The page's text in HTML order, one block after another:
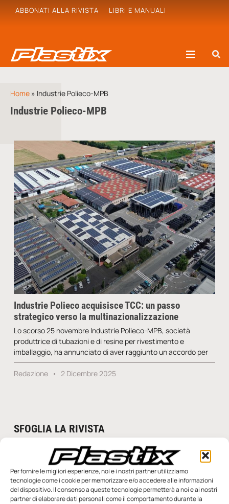
Per fornire le migliori esperienze, noi e i nostri partner utilizziamo
tecnologie come i cookie per memorizzare e/o accedere alle informazioni
del dispositivo. Il consenso a queste tecnologie permetterà a noi e ai nostri
partner di elaborare dati personali come il comportamento durante la
ABBONATI ALLA RIVISTA LIBRI E MANUALI
Home » Industrie Polieco-MPB
Industrie Polieco-MPB
Industrie Polieco acquisisce TCC: un passo
strategico verso la multinazionalizzazione
Lo scorso 25 novembre Industrie Polieco-MPB, società
produttrice di tubazioni e di resine per rivestimento e
imballaggio, ha annunciato di aver raggiunto un accordo per
Redazione 2 Dicembre 2025
SFOGLIA LA RIVISTA